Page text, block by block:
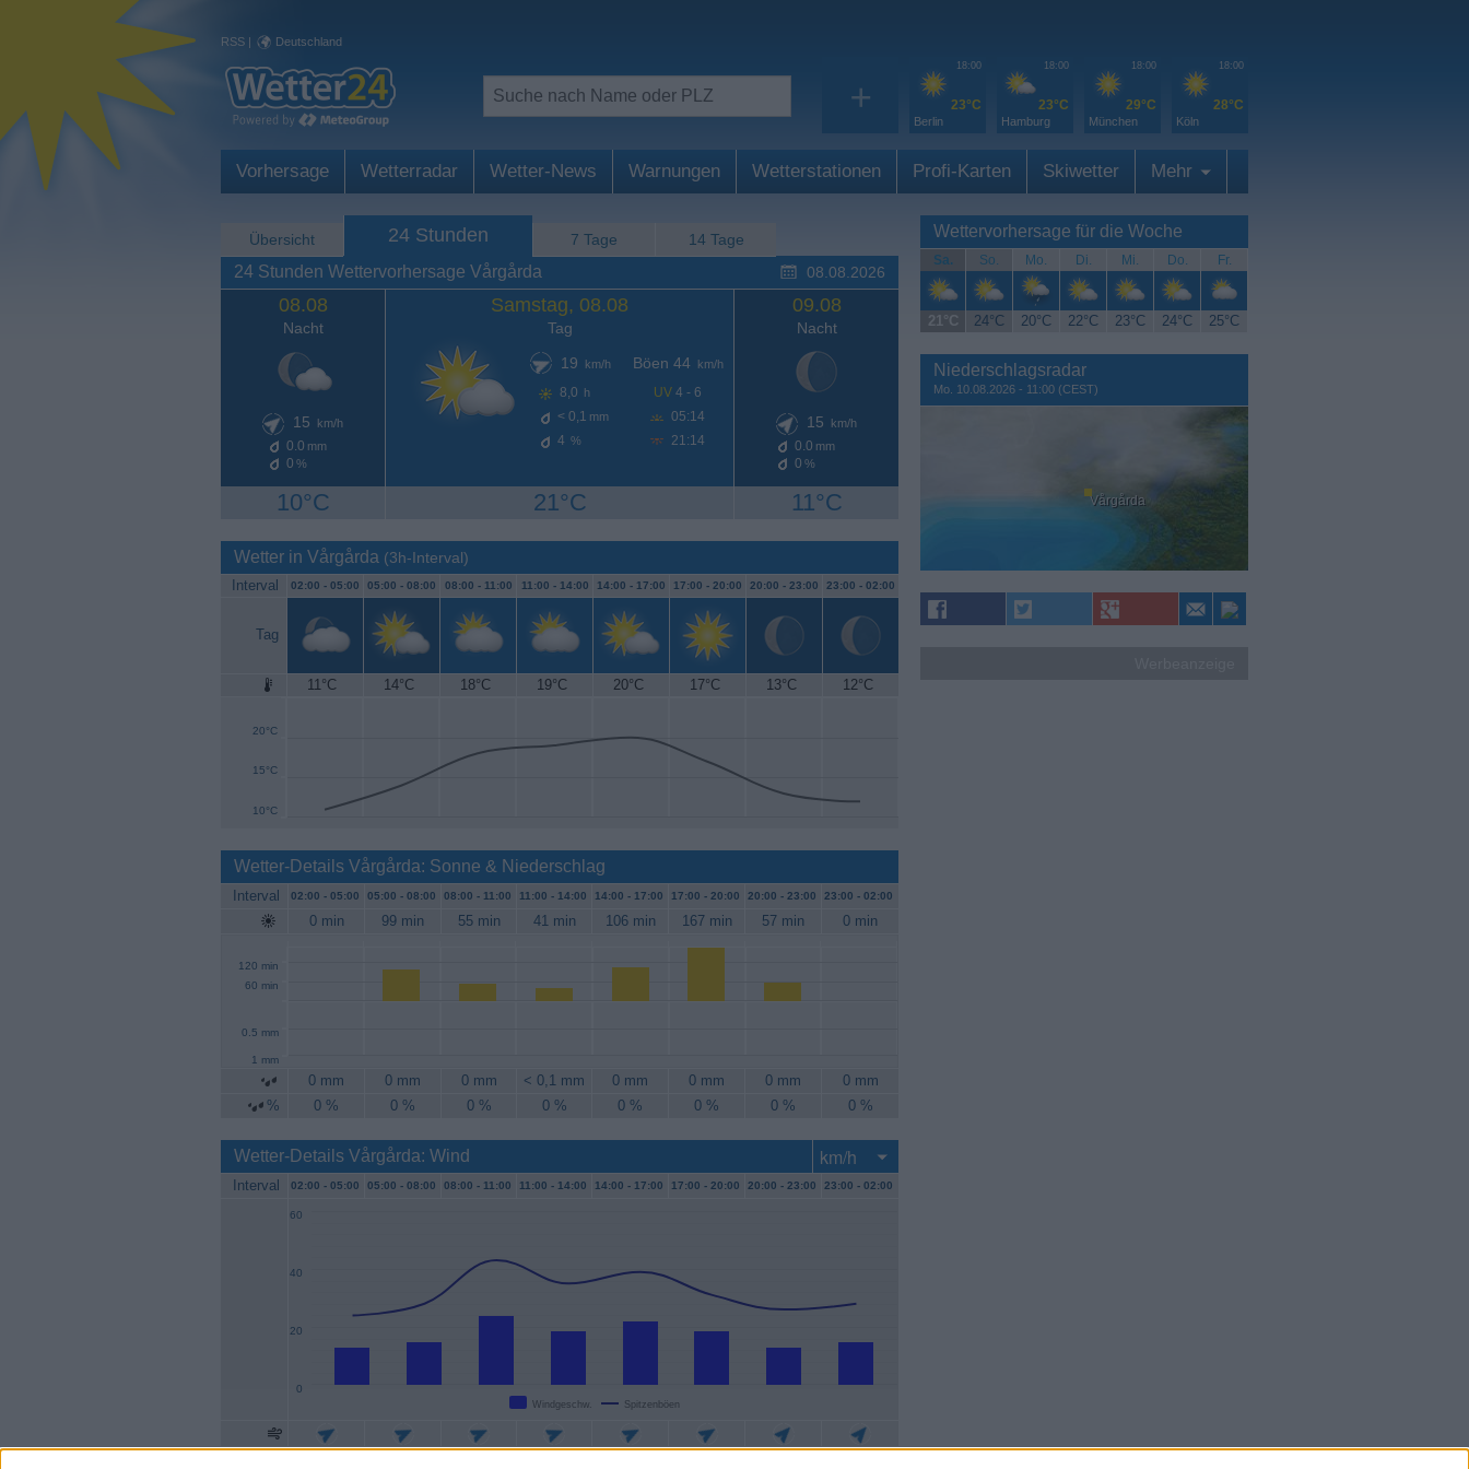
RSS | Deutschland
+
18:00
23°C
Berlin
18:00
23°C
Hamburg
18:00
29°C
München
18:00
28°C
Köln
Vorhersage Wetterradar Wetter-News Warnungen Wetterstationen Profi-Karten Skiwetter Mehr
Übersicht 24 Stunden 7 Tage 14 Tage
24 Stunden Wettervorhersage Vårgårda 08.08.2026
08.08
Nacht
15 km/h
0.0 mm
0 %
10°C
Samstag, 08.08
Tag
19
km/h
8,0 h
< 0,1 mm
4 %
Böen 44 km/h
UV 4 - 6
05:14
21:14
21°C
09.08
Nacht
15 km/h
0.0 mm
0 %
11°C
Wetter in Vårgårda (3h-Interval)
Interval 02:00 - 05:00 05:00 - 08:00 08:00 - 11:00 11:00 - 14:00 14:00 - 17:00 17:00 - 20:00 20:00 - 23:00 23:00 - 02:00
Tag
11°C 14°C 18°C 19°C 20°C 17°C 13°C 12°C
10°C
15°C
20°C
25°C
Wetter-Details Vårgårda: Sonne & Niederschlag
Interval 02:00 - 05:00 05:00 - 08:00 08:00 - 11:00 11:00 - 14:00 14:00 - 17:00 17:00 - 20:00 20:00 - 23:00 23:00 - 02:00
0 min 99 min 55 min 41 min 106 min 167 min 57 min 0 min
60 min
120 min
0.5 mm
1 mm
0 mm 0 mm 0 mm < 0,1 mm 0 mm 0 mm 0 mm
0 mm
%
0 % 0 % 0 % 0 % 0 % 0 % 0 % 0 %
Wetter-Details Vårgårda: Wind
Interval 02:00 - 05:00 05:00 - 08:00 08:00 - 11:00 11:00 - 14:00 14:00 - 17:00 17:00 - 20:00 20:00 - 23:00 23:00 - 02:00
Windgeschw. Spitzenböen
0
20
40
60
Wettervorhersage für die Woche
Sa. So. Mo. Di. Mi. Do. Fr.
21°C 24°C 20°C 22°C 23°C 24°C 25°C
Niederschlagsradar
Mo. 10.08.2026 - 11:00 (CEST)
Vårgårda